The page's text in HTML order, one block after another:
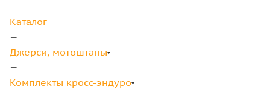
—
Каталог
—
Джерси, мотоштаны
—
Комплекты кросс-эндуро